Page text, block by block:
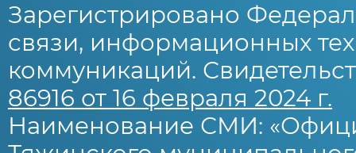
Зарегистрировано
связи, информационных
коммуникаций.
86916 от 16 февраля 2024 г.
Наименование СМИ: